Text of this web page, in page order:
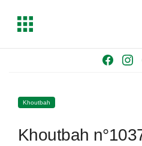
o
g
T
g
e
Khoutbah
Khoutbah